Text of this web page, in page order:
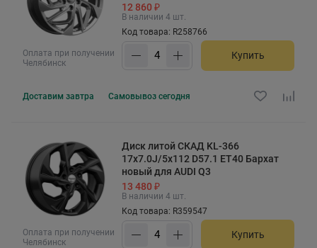
Оплата при получении
Челябинск
12 860 ₽
В наличии 4 шт.
Код товара: R258766
Купить
Доставим завтра Самовывоз сегодня
Оплата при получении
Челябинск
Диск литой СКАД KL-366
17x7.0J/5x112 D57.1 ET40 Бархат
новый для AUDI Q3
13 480 ₽
В наличии 4 шт.
Код товара: R359547
Купить